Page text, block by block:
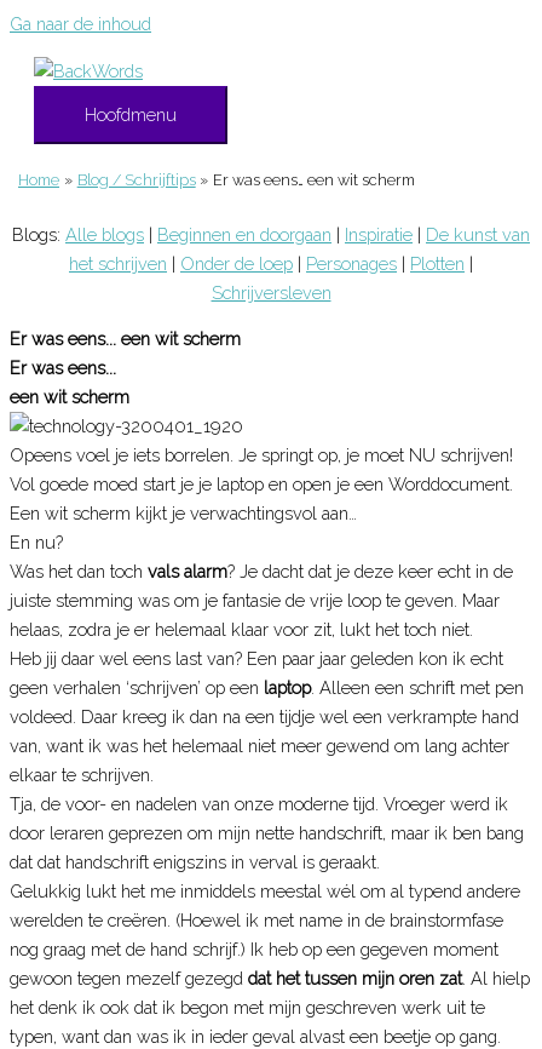
Ga naar de inhoud
Hoofdmenu
Home Blog / Schrijftips Er was eens… een wit scherm
Blogs: Alle blogs | Beginnen en doorgaan | Inspiratie | De kunst van
het schrijven | Onder de loep | Personages | Plotten |
Schrijversleven
Er was eens... een wit scherm
Er was eens...
een wit scherm
Opeens voel je iets borrelen. Je springt op, je moet NU schrijven!
Vol goede moed start je je laptop en open je een Worddocument.
Een wit scherm kijkt je verwachtingsvol aan…
En nu?
Was het dan toch vals alarm? Je dacht dat je deze keer echt in de
juiste stemming was om je fantasie de vrije loop te geven. Maar
helaas, zodra je er helemaal klaar voor zit, lukt het toch niet.
Heb jij daar wel eens last van? Een paar jaar geleden kon ik echt
geen verhalen ‘schrijven’ op een laptop. Alleen een schrift met pen
voldeed. Daar kreeg ik dan na een tijdje wel een verkrampte hand
van, want ik was het helemaal niet meer gewend om lang achter
elkaar te schrijven.
Tja, de voor- en nadelen van onze moderne tijd. Vroeger werd ik
door leraren geprezen om mijn nette handschrift, maar ik ben bang
dat dat handschrift enigszins in verval is geraakt.
Gelukkig lukt het me inmiddels meestal wél om al typend andere
werelden te creëren. (Hoewel ik met name in de brainstormfase
nog graag met de hand schrijf.) Ik heb op een gegeven moment
gewoon tegen mezelf gezegd dat het tussen mijn oren zat. Al hielp
het denk ik ook dat ik begon met mijn geschreven werk uit te
typen, want dan was ik in ieder geval alvast een beetje op gang.